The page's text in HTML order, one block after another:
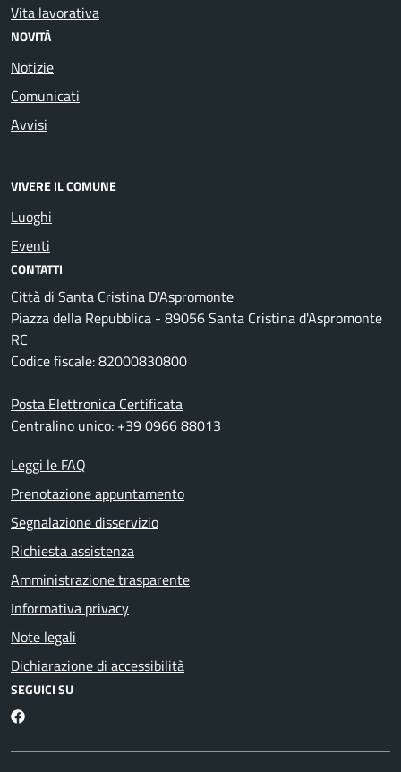
Vita lavorativa
NOVITÀ
Notizie
Comunicati
Avvisi
VIVERE IL COMUNE
Luoghi
Eventi
CONTATTI
Città di Santa Cristina D'Aspromonte
Piazza della Repubblica - 89056 Santa Cristina d'Aspromonte
RC
Codice fiscale: 82000830800
Posta Elettronica Certificata
Centralino unico: +39 0966 88013
Leggi le FAQ
Prenotazione appuntamento
Segnalazione disservizio
Richiesta assistenza
Amministrazione trasparente
Informativa privacy
Note legali
Dichiarazione di accessibilità
SEGUICI SU
Facebook